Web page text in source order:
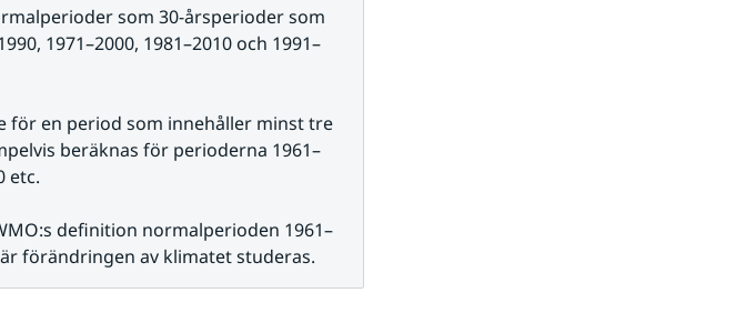
som 30-årsperioder som
1971–2000, 1981–2010 och 1991–
för en period som innehåller minst tre
beräknas för perioderna 1961–
etc.
definition normalperioden 1961–
förändringen av klimatet studeras.